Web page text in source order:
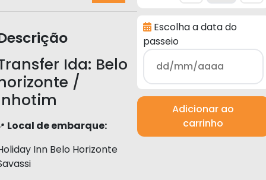
Ida: Belo
/
Local de embarque:
Inn Belo Horizonte
Escolha a data do
passeio
Adicionar ao
carrinho